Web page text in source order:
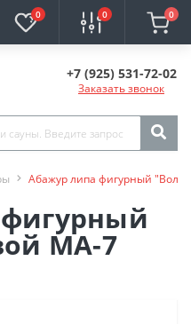
0 0 0
+7 (925) 531-72-02
Заказать звонок
Абажур липа фигурный
МА-7